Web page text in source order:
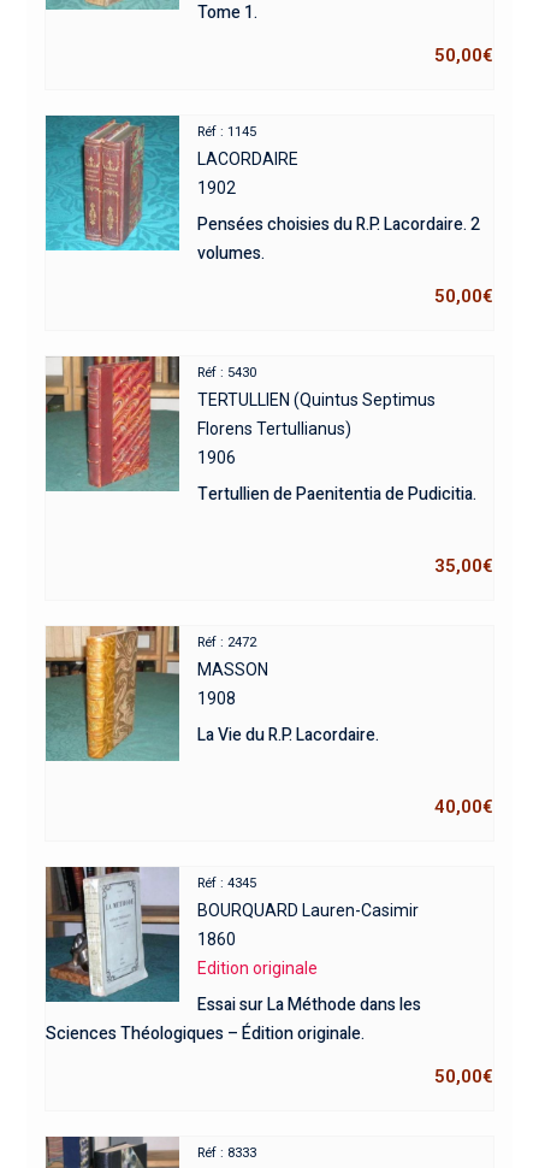
Tome 1.
50,00€
Réf : 1145
LACORDAIRE
1902
Pensées choisies du R.P. Lacordaire. 2
volumes.
50,00€
Réf : 5430
TERTULLIEN (Quintus Septimus
Florens Tertullianus)
1906
Tertullien de Paenitentia de Pudicitia.
35,00€
Réf : 2472
MASSON
1908
La Vie du R.P. Lacordaire.
40,00€
Réf : 4345
BOURQUARD Lauren-Casimir
1860
Edition originale
Essai sur La Méthode dans les
Sciences Théologiques – Édition originale.
50,00€
Réf : 8333